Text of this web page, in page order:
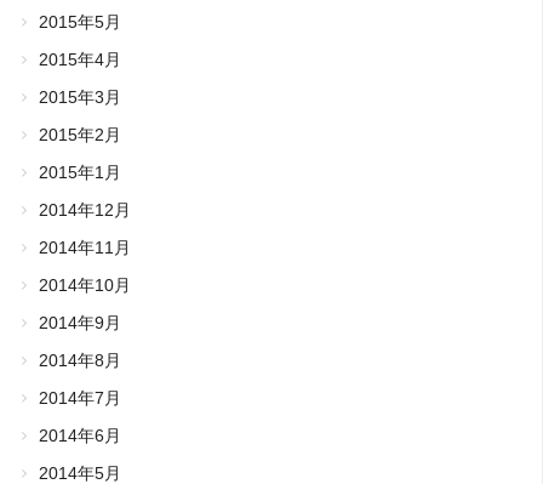
2015年5月
2015年4月
2015年3月
2015年2月
2015年1月
2014年12月
2014年11月
2014年10月
2014年9月
2014年8月
2014年7月
2014年6月
2014年5月